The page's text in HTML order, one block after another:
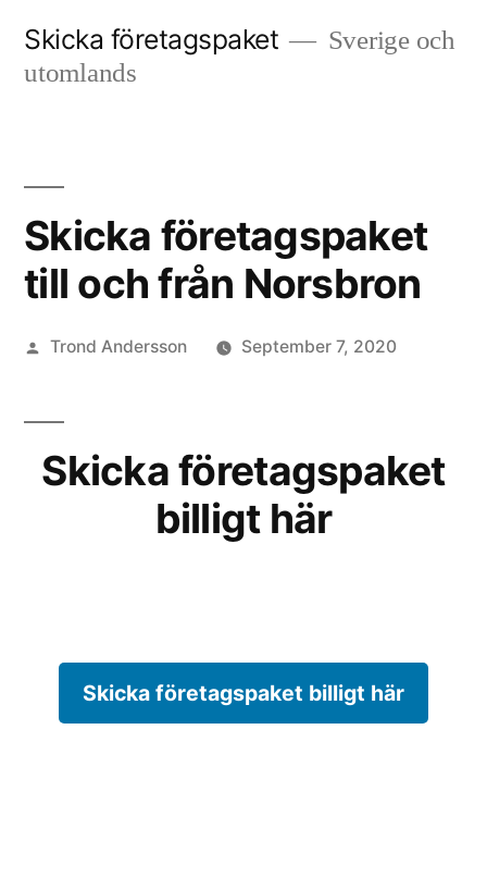
Skicka företagspaket
Sverige och
utomlands
Skicka företagspaket
till och från Norsbron
Posted
Trond Andersson September 7, 2020
Skicka företagspaket
billigt här
Skicka företagspaket billigt här